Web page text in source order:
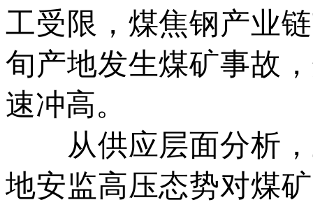
工受限，煤焦钢产业
旬产地发生煤矿事故
速冲高。
从供应层面分析，
地安监高压态势对煤